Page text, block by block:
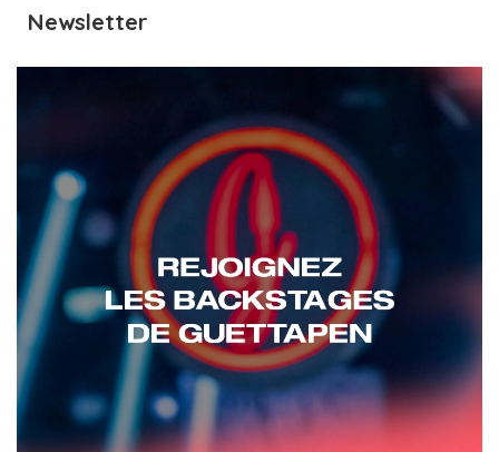
Newsletter